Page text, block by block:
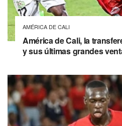
AMÉRICA DE CALI
América de Cali, la
y sus últimas grandes